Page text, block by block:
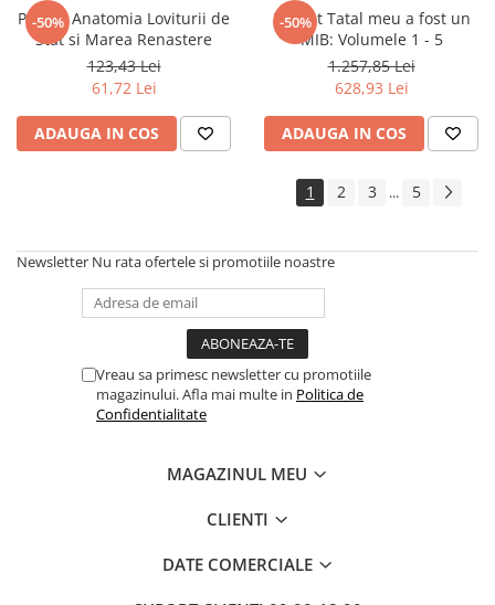
Instrumente si Truse Geometrie
Seturi scolare
Calculator
Cadouri
Literatura Romana
Literatura Universala
Carte Prescolara, Joc
Carti cartonate
-50%
Pachet Anatomia Loviturii de
Stat si Marea Renastere
123,43 Lei
61,72 Lei
ADAUGA IN COS
-50%
Pachet Tatal meu a fost un
MIB: Volumele 1 - 5
1.257,85 Lei
628,93 Lei
ADAUGA IN COS
1 2 3 ... 5
Newsletter Nu rata ofertele si promotiile noastre
Vreau sa primesc newsletter cu promotiile
magazinului. Afla mai multe in Politica de
Confidentialitate
MAGAZINUL MEU
CLIENTI
DATE COMERCIALE